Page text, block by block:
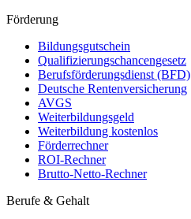
Förderung
Bildungsgutschein
Qualifizierungschancengesetz
Berufsförderungsdienst (BFD)
Deutsche Rentenversicherung
AVGS
Weiterbildungsgeld
Weiterbildung kostenlos
Förderrechner
ROI-Rechner
Brutto-Netto-Rechner
Berufe & Gehalt